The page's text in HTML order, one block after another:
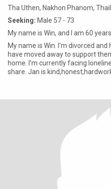
Tha Uthen, Nakhon Phanom,
Seeking: Male 57 - 73
My name is Win, and l am 60 years
My name is Win. l'm divorced
have moved away to support
home. l'm currently facing
share. Jan is